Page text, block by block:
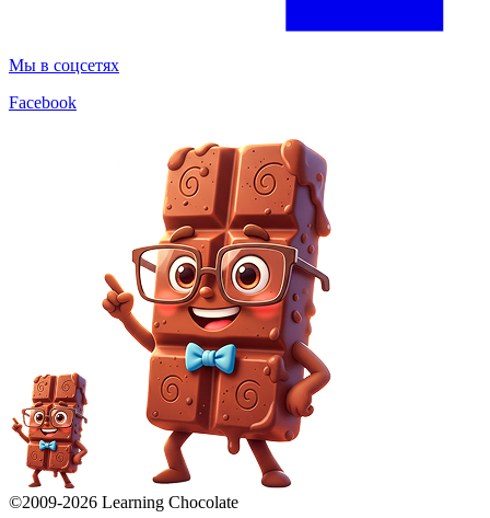
Мы в соцсетях
Facebook
©2009-2026 Learning Chocolate